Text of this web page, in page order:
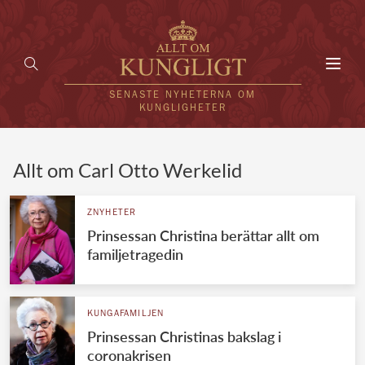
SENASTE NYHETERNA OM
KUNGLIGHETER
UTLÄNDSKT
VÄRLDENS KUNGAHUS
Svenska kungahuset
Brittiska kungahuset
REDAKTION
Allt om Carl Otto Werkelid
ZNYHETER
Prinsessan Christina berättar allt om
familjetragedin
KUNGAFAMILJEN
Prinsessan Christinas bakslag i
coronakrisen